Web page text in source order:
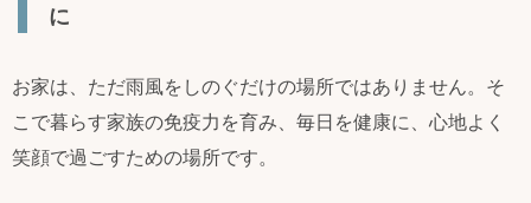
に
お家は、ただ雨風をしのぐだけの場所ではありません。そ
こで暮らす家族の免疫力を育み、毎日を健康に、心地よく
笑顔で過ごすための場所です。